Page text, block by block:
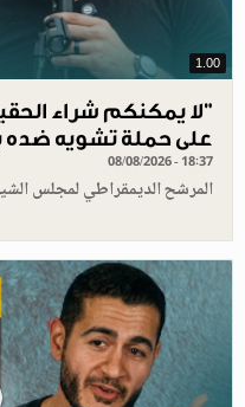
1.00
"لا يمكنكم شراء
على حملة تشويه ضده بـ60 مليون
08/08/2026 - 18:37
المرشح الديمقراطي لمجلس